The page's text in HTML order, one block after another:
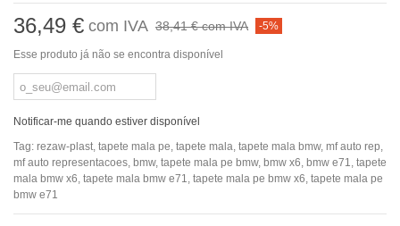
36,49 € com IVA 38,41 €com IVA -5%
Esse produto já não se encontra disponível
Notificar-me quando estiver disponível
Tag: rezaw-plast, tapete mala pe, tapete mala, tapete mala bmw, mf auto rep,
mf auto representacoes, bmw, tapete mala pe bmw, bmw x6, bmw e71, tapete
mala bmw x6, tapete mala bmw e71, tapete mala pe bmw x6, tapete mala pe
bmw e71